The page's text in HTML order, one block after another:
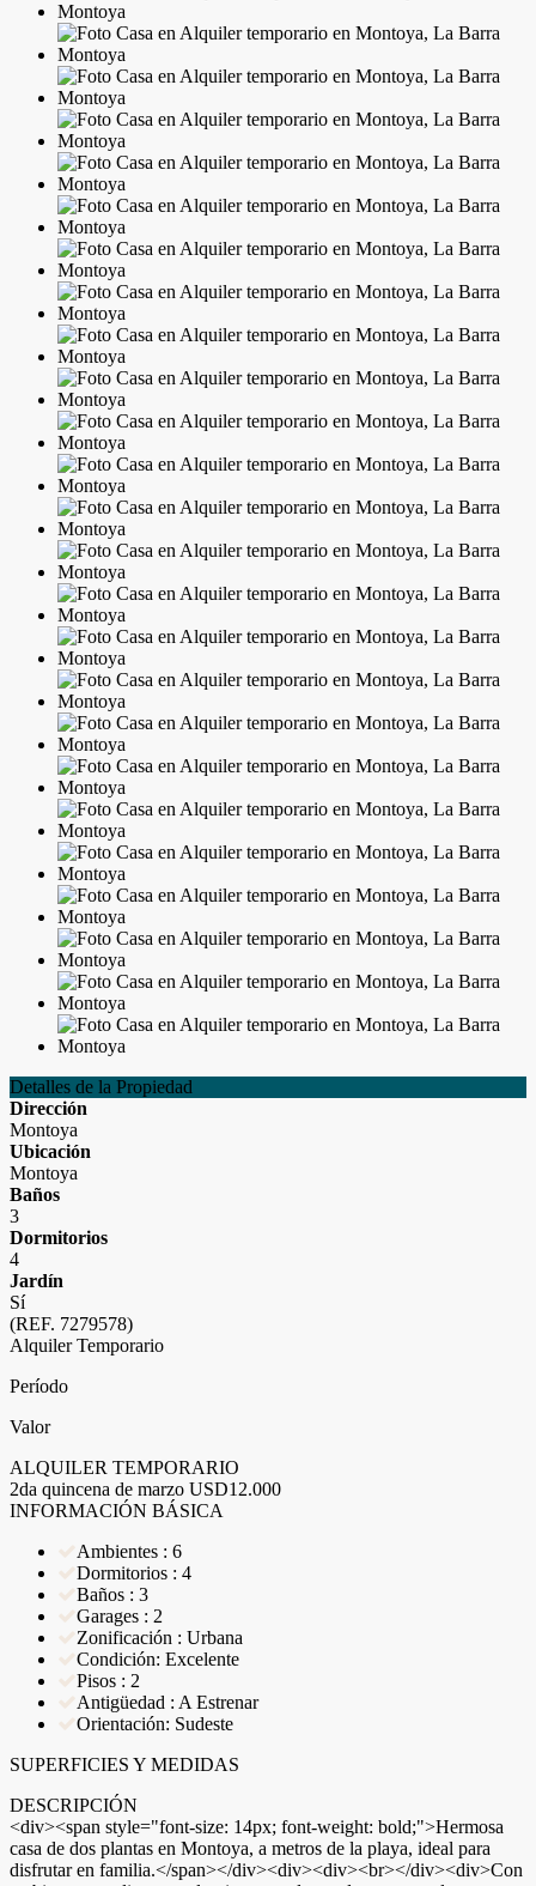
Detalles de la Propiedad
Dirección
Montoya
Ubicación
Montoya
Baños
3
Dormitorios
4
Jardín
Sí
(REF. 7279578)
Alquiler Temporario
Período
Valor
ALQUILER TEMPORARIO
2da quincena de marzo USD12.000
INFORMACIÓN BÁSICA
Ambientes : 6
Dormitorios : 4
Baños : 3
Garages : 2
Zonificación : Urbana
Condición: Excelente
Pisos : 2
Antigüedad : A Estrenar
Orientación: Sudeste
SUPERFICIES Y MEDIDAS
DESCRIPCIÓN
<div><span style="font-size: 14px; font-weight: bold;">Hermosa
casa de dos plantas en Montoya, a metros de la playa, ideal para
disfrutar en familia.</span></div><div><div><br></div><div>Con